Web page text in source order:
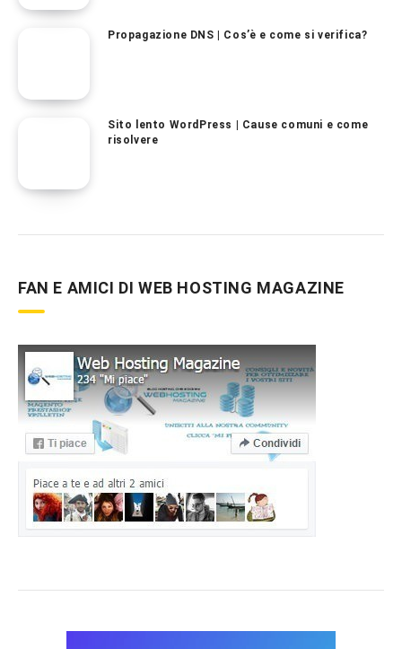
Propagazione DNS | Cos’è e come si verifica?
Sito lento WordPress | Cause comuni e come
risolvere
FAN E AMICI DI WEB HOSTING MAGAZINE